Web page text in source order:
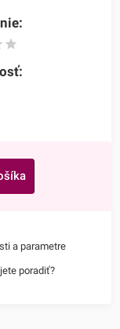
a parametre
poradiť?